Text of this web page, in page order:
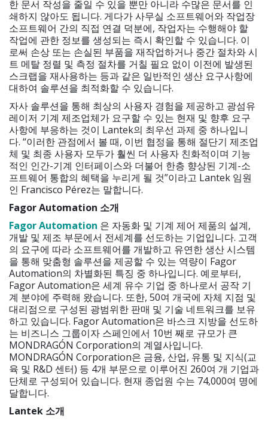
한 문서 작성을 줄일 수 있을 뿐만 아니라 수많은 문서를 인
쇄하지 않아도 됩니다. 게다가 사무실 소프트웨어와 작업장
소프트웨어 간의 직접 연결 덕분에, 작업자는 수행해야 할
작업에 관한 정보를 생성되는 즉시 확인할 수 있습니다. 이
로써 손상 또는 손실된 부품을 재작업하거나 중간 절차와 시
트 메탈 정렬 및 측정 절차를 거칠 필요 없이 이전에 발생된
스크랩을 재사용하는 등과 같은 일반적인 생산 요구사항에
대하여 솔루션을 최적화할 수 있습니다.
자사 솔루션을 통해 최상의 사용자 경험을 제공하고 광섬유
레이저 기계 제조업체가 요구할 수 있는 현재 및 향후 요구
사항에 부응하는 것이 Lantek의 최우선 과제 중 하나입니
다. “이러한 관점에서 볼 때, 이번 협정을 통해 절단기 제조업
체 및 최종 사용자 모두가 훨씬 더 사용자 친화적이며 기능
적인 인간-기계 인터페이스와 더불어 한층 향상된 기계-소
프트웨어 통합의 혜택을 누리게 될 것”이라고 Lantek 임원
인 Francisco Pérez는 말합니다.
Fagor Automation 소개
Fagor Automation 은 자동화 및 기계 제어 제품의 설계,
개발 및 제조 부문에서 전세계를 선도하는 기업입니다. 고객
의 요구에 따라 소프트웨어를 개발하고 유연한 생산 시스템
을 통해 맞춤형 솔루션을 제공할 수 있는 역량이 Fagor
Automation의 차별화된 특징 중 하나입니다. 예로부터,
Fagor Automation은 세계 유수 기업 중 하나로서 공작 기
계 분야에 주력해 왔습니다. 또한, 50여 개국에 자체 지점 및
대리점으로 구성된 광범위한 판매 및 기술 네트워크를 보유
하고 있습니다. Fagor Automation은 바스크 지방을 선도하
는 비즈니스 그룹이자 스페인에서 10번 째로 규모가 큰
MONDRAGÓN Corporation의 계열사입니다.
MONDRAGÓN Corporation은 금융, 산업, 유통 및 지식(교
육 및 R&D 센터) 등 4개 부문으로 이루어진 260여 개 기업과
단체로 구성되어 있습니다. 현재 종업원 수는 74,000여 명에
달합니다.
Lantek 소개